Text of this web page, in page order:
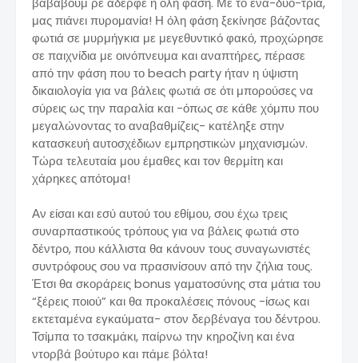
μας πιάνει πυρομανία! Η όλη φάση ξεκίνησε βάζοντας
φωτιά σε μυρμήγκια με μεγεθυντικό φακό, προχώρησε
σε παιχνίδια με οινόπνευμα και αναπτήρες, πέρασε
από την φάση που το beach party ήταν η ύψιστη
δικαιολογία για να βάλεις φωτιά σε ότι μπορούσες να
σύρεις ως την παραλία και -όπως σε κάθε χόμπυ που
μεγαλώνοντας το αναβαθμίζεις- κατέληξε στην
κατασκευή αυτοσχέδιων εμπρηστικών μηχανισμών.
Τώρα τελευταία μου έμαθες και τον θερμίτη και
χάρηκες απότομα!
Αν είσαι και εσύ αυτού του εθίμου, σου έχω τρεις
συναρπαστικούς τρόπους για να βάλεις φωτιά στο
δέντρο, που κάλλιστα θα κάνουν τους συναγωνιστές
συντρόφους σου να πρασινίσουν από την ζήλια τους.
Έτσι θα σκοράρεις bonus γαματοσύνης στα μάτια του
“ξέρεις ποιού” και θα προκαλέσεις πόνους -ίσως και
εκτεταμένα εγκαύματα- στον δερβέναγα του δέντρου.
Τσίμπα το τσακμάκι, παίρνω την κηροζίνη και ένα
ντορβά βούτυρο και πάμε βόλτα!